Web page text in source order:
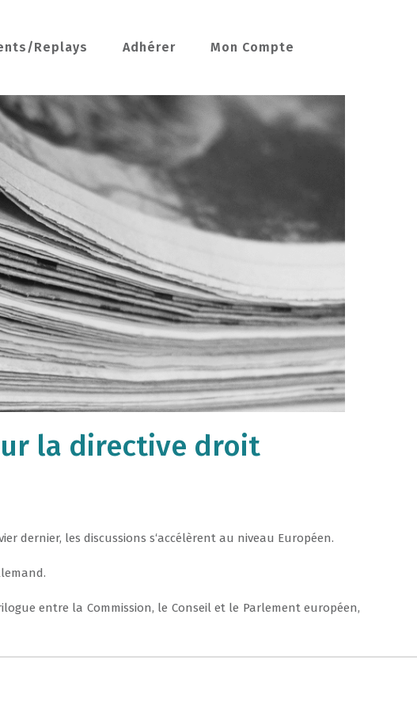
Replays Adhérer Mon Compte
la directive droit
dernier, les discussions s‘accélèrent au niveau Européen.
.
entre la Commission, le Conseil et le Parlementeuropéen,